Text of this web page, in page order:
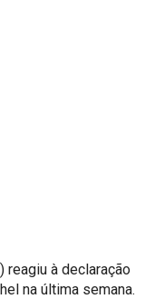
reagiu à declaração
na última semana.